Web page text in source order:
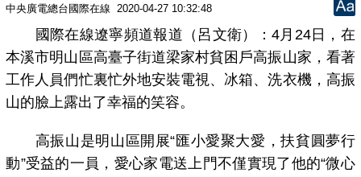
中央廣電總台國際在線 2020-04-27 10:32:48
國際在線遼寧頻道報道（呂文衛）：4月24日，在
本溪市明山區高臺子街道梁家村貧困戶高振山家，看著
工作人員們忙裏忙外地安裝電視、冰箱、洗衣機，高振
山的臉上露出了幸福的笑容。
高振山是明山區開展“匯小愛聚大愛，扶貧圓夢行
動”受益的一員，愛心家電送上門不僅實現了他的“微心